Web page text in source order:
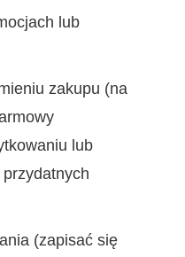
lub
zakupu (na
lub
(zapisać się